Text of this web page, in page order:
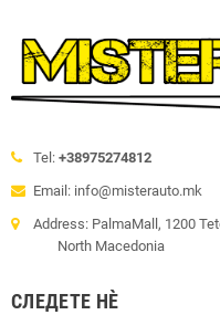
Tel: +38975274812
Email: info@misterauto.mk
Address: PalmaMall, 1200
North Macedonia
СЛЕДЕТЕ НÈ